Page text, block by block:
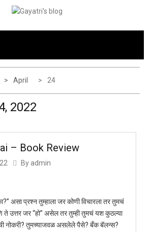
through my eyes
April 24
2022
– Book Review
By admin
असा प्रश्न तुम्हाला जर कोणी विचारला तर तुमचं
उत्तर जर “हो” असेल तर तुम्ही तुमचं यश कुठल्या
नोकरी? तुमच्याजवळ असलेले पैसे? बँक बॅलन्स?